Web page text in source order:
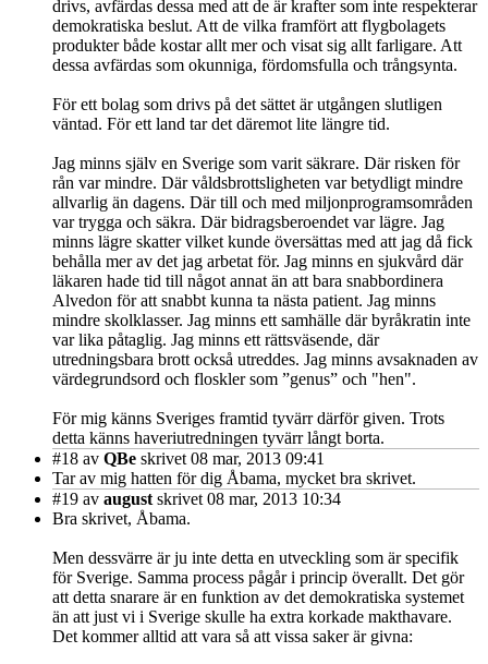
drivs, avfärdas dessa med att de är krafter som inte respekterar
demokratiska beslut. Att de vilka framfört att flygbolagets
produkter både kostar allt mer och visat sig allt farligare. Att
dessa avfärdas som okunniga, fördomsfulla och trångsynta.
För ett bolag som drivs på det sättet är utgången slutligen
väntad. För ett land tar det däremot lite längre tid.
Jag minns själv en Sverige som varit säkrare. Där risken för
rån var mindre. Där våldsbrottsligheten var betydligt mindre
allvarlig än dagens. Där till och med miljonprogramsområden
var trygga och säkra. Där bidragsberoendet var lägre. Jag
minns lägre skatter vilket kunde översättas med att jag då fick
behålla mer av det jag arbetat för. Jag minns en sjukvård där
läkaren hade tid till något annat än att bara snabbordinera
Alvedon för att snabbt kunna ta nästa patient. Jag minns
mindre skolklasser. Jag minns ett samhälle där byråkratin inte
var lika påtaglig. Jag minns ett rättsväsende, där
utredningsbara brott också utreddes. Jag minns avsaknaden av
värdegrundsord och floskler som ”genus” och "hen".
För mig känns Sveriges framtid tyvärr därför given. Trots
detta känns haveriutredningen tyvärr långt borta.
#18 av QBe skrivet 08 mar, 2013 09:41
Tar av mig hatten för dig Åbama, mycket bra skrivet.
#19 av august skrivet 08 mar, 2013 10:34
Bra skrivet, Åbama.
Men dessvärre är ju inte detta en utveckling som är specifik
för Sverige. Samma process pågår i princip överallt. Det gör
att detta snarare är en funktion av det demokratiska systemet
än att just vi i Sverige skulle ha extra korkade makthavare.
Det kommer alltid att vara så att vissa saker är givna: